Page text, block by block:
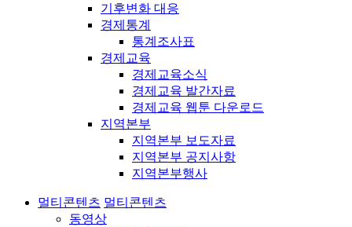
기후변화 대응
경제통계
통계조사표
경제교육
경제교육소식
경제교육 발간자료
경제교육 웹툰 다운로드
지역본부
지역본부 보도자료
지역본부 공지사항
지역본부행사
멀티콘텐츠 멀티콘텐츠
동영상